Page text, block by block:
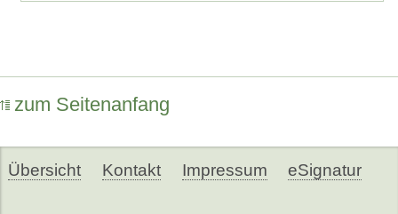
zum Seitenanfang
Übersicht Kontakt Impressum eSignatur